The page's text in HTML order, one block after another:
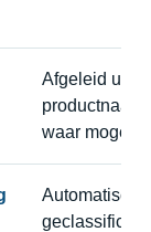
Afgeleid uit
productnaam
waar mogelijk
Automatisch